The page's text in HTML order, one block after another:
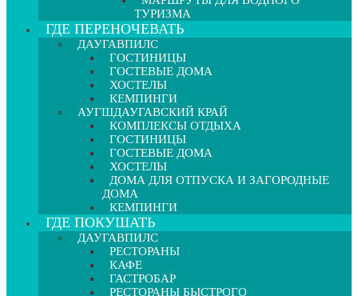
ТУРИЗМА
ГДЕ ПЕРЕНОЧЕВАТЬ
ДАУГАВПИЛС
ГОСТИНИЦЫ
ГОСТЕВЫЕ ДОМА
ХОСТЕЛЫ
КЕМПИНГИ
АУГШДАУГАВСКИЙ КРАЙ
КОМПЛЕКСЫ ОТДЫХА
ГОСТИНИЦЫ
ГОСТЕВЫЕ ДОМА
ХОСТЕЛЫ
ДОМА ДЛЯ ОТПУСКА И ЗАГОРОДНЫЕ
ДОМА
КЕМПИНГИ
ГДЕ ПОКУШАТЬ
ДАУГАВПИЛС
РЕСТОРАНЫ
КАФЕ
ГАСТРОБАР
РЕСТОРАНЫ БЫСТРОГО